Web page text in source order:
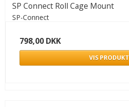
SP Connect Roll Cage Mount
SP-Connect
798,00 DKK
VIS PRODUKT